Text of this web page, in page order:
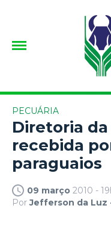
PECUÁRIA
Diretoria
recebida
paraguaios
09 março 2010 -
PorJefferson da Luz